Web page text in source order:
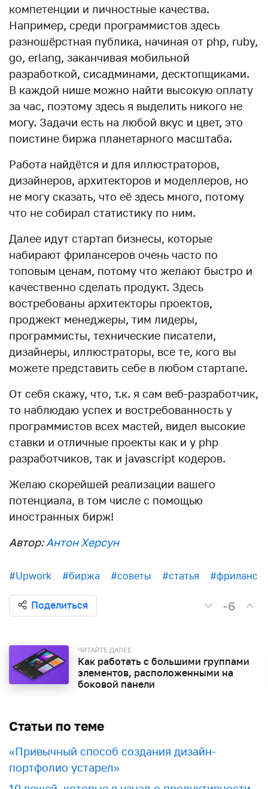
компетенции и личностные качества.
Например, среди программистов здесь
разношёрстная публика, начиная от php, ruby,
go, erlang, заканчивая мобильной
разработкой, сисадминами, десктопщиками.
В каждой нише можно найти высокую оплату
за час, поэтому здесь я выделить никого не
могу. Задачи есть на любой вкус и цвет, это
поистине биржа планетарного масштаба.
Работа найдётся и для иллюстраторов,
дизайнеров, архитекторов и моделлеров, но
не могу сказать, что её здесь много, потому
что не собирал статистику по ним.
Далее идут стартап бизнесы, которые
набирают фрилансеров очень часто по
топовым ценам, потому что желают быстро и
качественно сделать продукт. Здесь
востребованы архитекторы проектов,
проджект менеджеры, тим лидеры,
программисты, технические писатели,
дизайнеры, иллюстраторы, все те, кого вы
можете представить себе в любом стартапе.
От себя скажу, что, т.к. я сам веб-разработчик,
то наблюдаю успех и востребованность у
программистов всех мастей, видел высокие
ставки и отличные проекты как и у php
разработчиков, так и javascript кодеров.
Желаю скорейшей реализации вашего
потенциала, в том числе с помощью
иностранных бирж!
Автор:Антон Херсун
#Upwork #биржа #советы #статья #фриланс
Поделиться -6
ЧИТАЙТЕ ДАЛЕЕ
Как работать с большими группами
элементов, расположенными на
боковой панели
Статьи по теме
«Привычный способ создания дизайн-
портфолио устарел»